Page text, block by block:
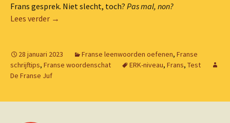
Frans gesprek. Niet slecht, toch? Pas mal, non?
Lees verder De 1000 meest gebruikte Franse woorden
→
28 januari 2023 Franse leenwoorden oefenen, Franse
schrijftips, Franse woordenschat ERK-niveau, Frans, Test
De Franse Juf